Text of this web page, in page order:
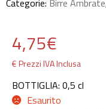
Categorie: Birre Ambrate
4,75€
€ Prezzi IVA Inclusa
BOTTIGLIA: 0,5 cl
Esaurito